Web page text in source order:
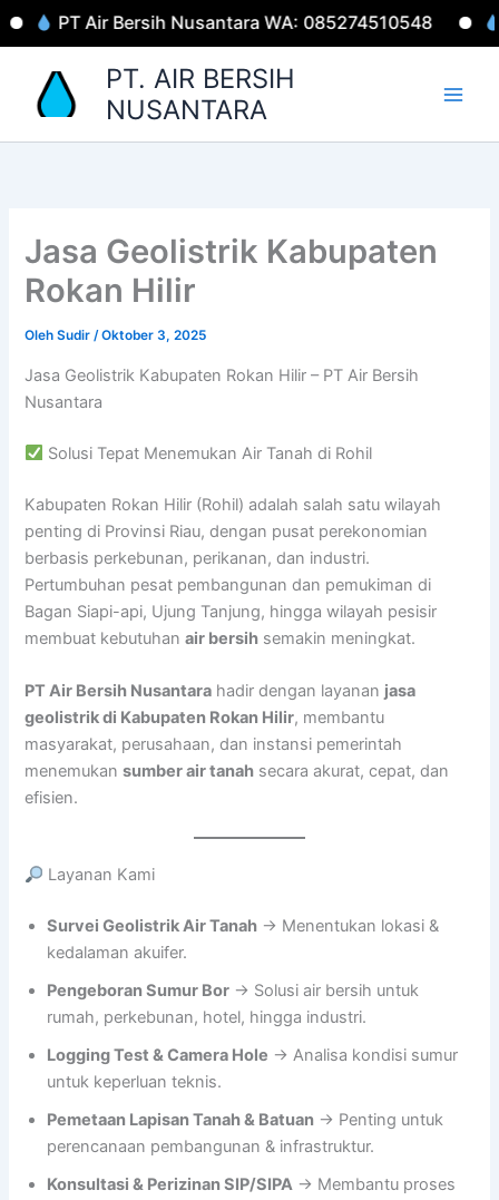
PT Air Bersih Nusantara WA: 085274510548
Lewati
PT. AIR BERSIH
NUSANTARA
Jasa Geolistrik Kabupaten
Rokan Hilir
OlehSudir/Oktober 3, 2025
Jasa Geolistrik Kabupaten Rokan Hilir – PT Air Bersih
Nusantara
Solusi Tepat Menemukan Air Tanah di Rohil
Kabupaten Rokan Hilir (Rohil) adalah salah satu wilayah
penting di Provinsi Riau, dengan pusat perekonomian
berbasis perkebunan, perikanan, dan industri.
Pertumbuhan pesat pembangunan dan pemukiman di
Bagan Siapi-api, Ujung Tanjung, hingga wilayah pesisir
membuat kebutuhanair bersih semakin meningkat.
PT Air Bersih Nusantara hadir dengan layanan jasa
geolistrik di Kabupaten Rokan Hilir, membantu
masyarakat, perusahaan, dan instansi pemerintah
menemukansumber air tanah secara akurat, cepat, dan
efisien.
Layanan Kami
Survei Geolistrik Air Tanah → Menentukan lokasi &
kedalaman akuifer.
Pengeboran Sumur Bor → Solusi air bersih untuk
rumah, perkebunan, hotel, hingga industri.
Logging Test & Camera Hole → Analisa kondisi sumur
untuk keperluan teknis.
Pemetaan Lapisan Tanah & Batuan → Penting untuk
perencanaan pembangunan & infrastruktur.
Konsultasi & Perizinan SIP/SIPA → Membantu proses